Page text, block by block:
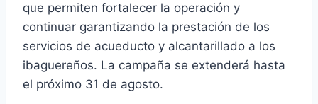
que permiten fortalecer la operación y
continuar garantizando la prestación de los
servicios de acueducto y alcantarillado a los
ibaguereños. La campaña se extenderá hasta
el próximo 31 de agosto.